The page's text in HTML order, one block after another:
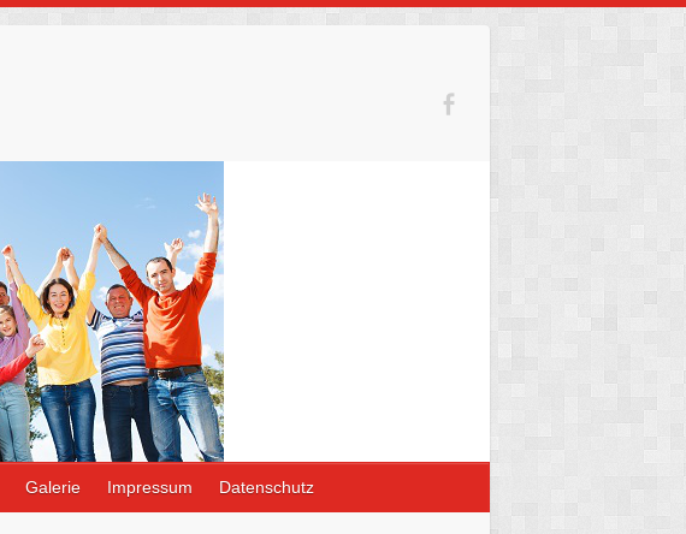
Galerie Impressum Datenschutz